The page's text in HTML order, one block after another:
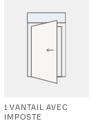
1 VANTAIL AVEC
IMPOSTE